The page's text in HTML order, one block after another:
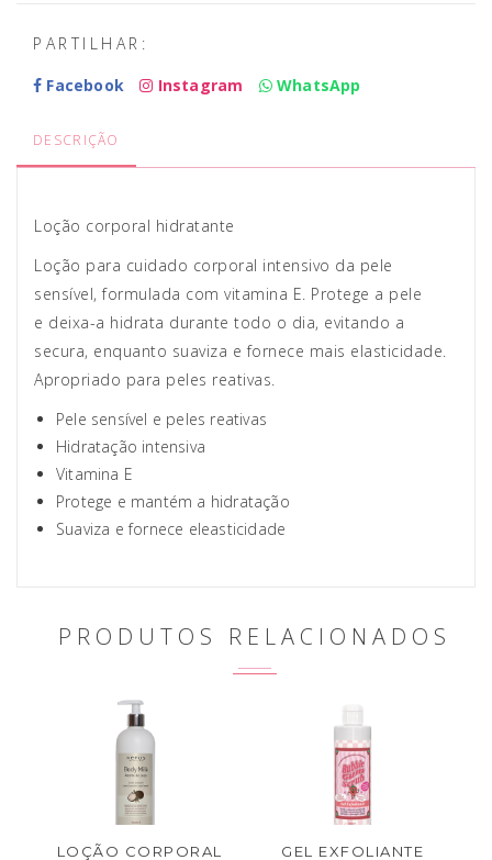
PARTILHAR:
Facebook
Instagram WhatsApp
DESCRIÇÃO
Loção corporal hidratante
Loção para cuidado corporal intensivo da pele
sensível, formulada com vitamina E. Protege a pele
e deixa-a hidrata durante todo o dia, evitando a
secura, enquanto suaviza e fornece mais elasticidade.
Apropriado para peles reativas.
Pele sensível e peles reativas
Hidratação intensiva
Vitamina E
Protege e mantém a hidratação
Suaviza e fornece eleasticidade
PRODUTOS RELACIONADOS
LOÇÃO CORPORAL GEL EXFOLIANTE